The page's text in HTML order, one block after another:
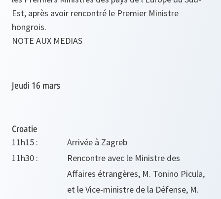
Est, après avoir rencontré le Premier Ministre
hongrois.
NOTE AUX MEDIAS
Jeudi 16 mars
Croatie
11h15 :
Arrivée à Zagreb
11h30 :
Rencontre avec le Ministre des
Affaires étrangères, M. Tonino Picula,
et le Vice-ministre de la Défense, M.